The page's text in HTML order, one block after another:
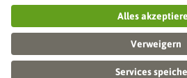
Unser SVWA-Team
Veranstaltungsorte und Raumanmietung